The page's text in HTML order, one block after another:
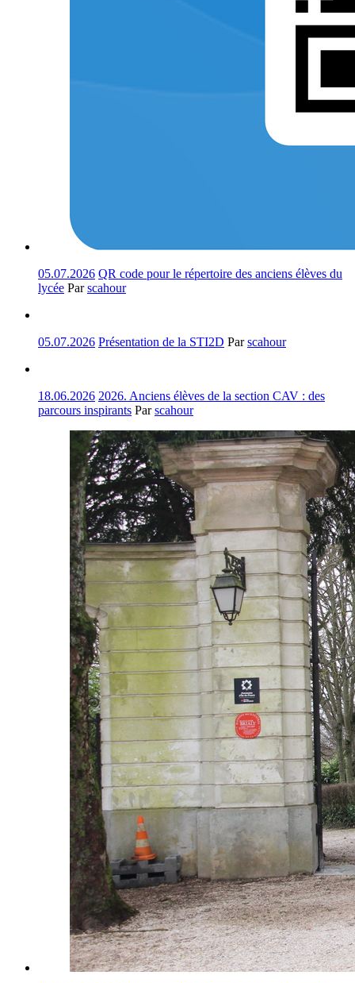
05.07.2026 QR code pour le répertoire des anciens élèves du
lycée Parscahour
05.07.2026 Présentation de la STI2D Parscahour
18.06.2026 2026. Anciens élèves de la section CAV : des
parcours inspirants Parscahour